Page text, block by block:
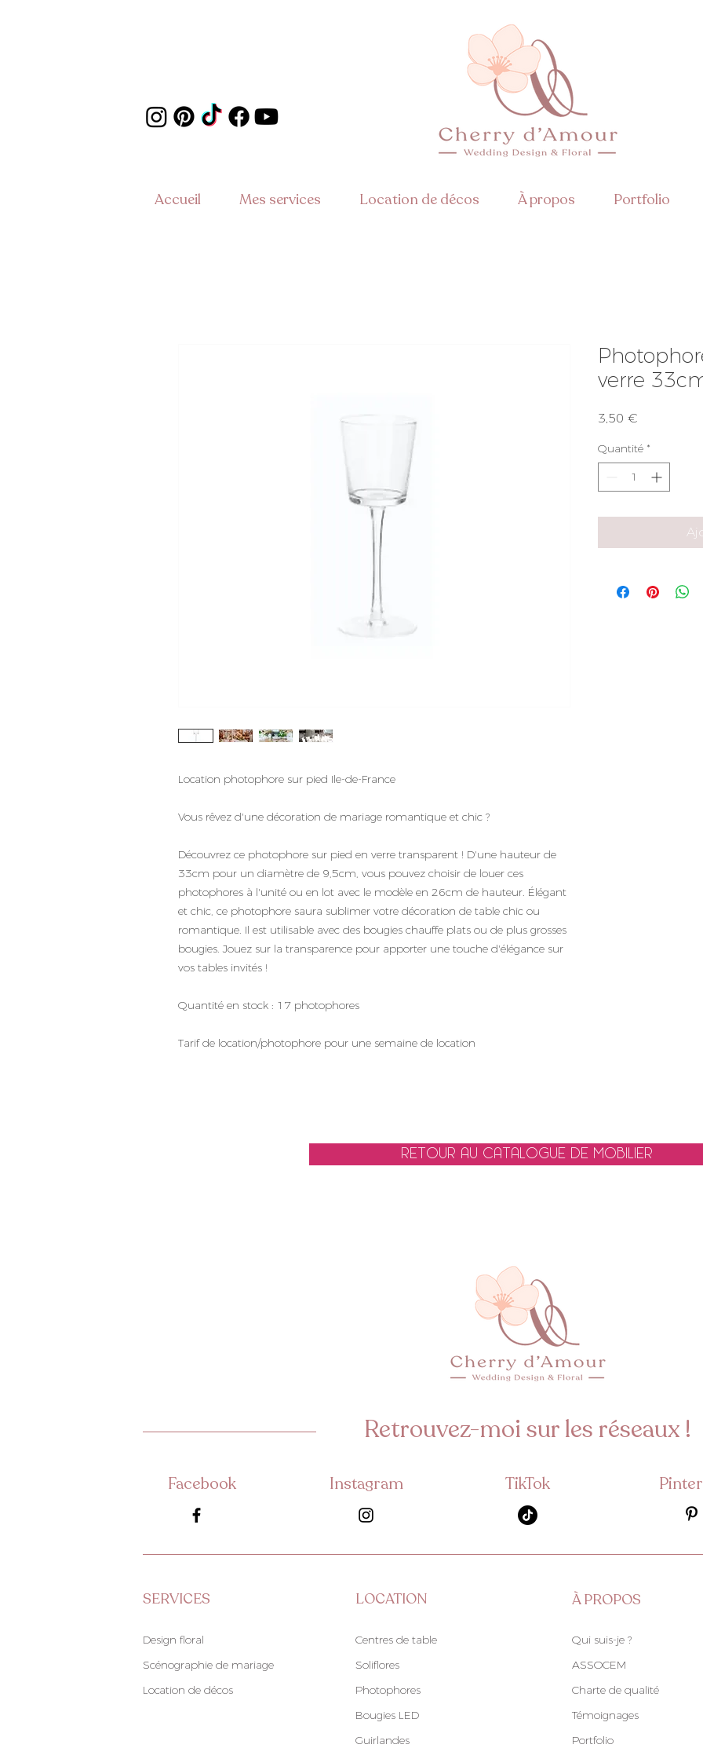
Accueil Mes services Location de décos À propos Portfolio
Location photophore sur pied Ile-de-France
Vous rêvez d'une décoration de mariage romantique et chic ?
Découvrez ce photophore sur pied en verre transparent ! D'une hauteur de
33cm pour un diamètre de 9,5cm, vous pouvez choisir de louer ces
photophores à l'unité ou en lot avec le modèle en 26cm de hauteur. Élégant
et chic, ce photophore saura sublimer votre décoration de table chic ou
romantique. Il est utilisable avec des bougies chauffe plats ou de plus grosses
bougies. Jouez sur la transparence pour apporter une touche d'élégance sur
vos tables invités !
Quantité en stock : 17 photophores
Tarif de location/photophore pour une semaine de location
verre
3,50 €
Quantité *
retour au catalogue de mobilier
Retrouvez-moi sur les réseaux !
Facebook Instagram TikTok
SERVICES
Design floral
Scénographie de mariage
Location de décos
LOCATION
Centres de table
Soliflores
Photophores
Bougies LED
Guirlandes
À PROPOS
Qui suis-je ?
ASSOCEM
Charte de qualité
Témoignages
Portfolio